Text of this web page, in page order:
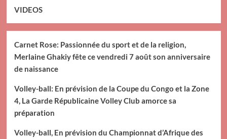
VIDEOS
Carnet Rose: Passionnée du sport et de la religion,
Merlaine Ghakiy fête ce vendredi 7 août son anniversaire
de naissance
Volley-ball: En prévision de la Coupe du Congo et la Zone
4, La Garde Républicaine Volley Club amorce sa
préparation
Volley-ball, En prévision du Championnat d’Afrique des